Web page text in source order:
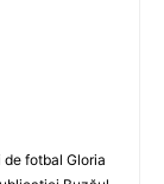
de fotbal Gloria